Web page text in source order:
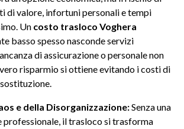
di valore, infortuni personali e tempi
Un costo trasloco Voghera
basso spesso nasconde servizi
di assicurazione o personale non
risparmio si ottiene evitando i costi di
e della Disorganizzazione:Senza una
professionale, il trasloco si trasforma